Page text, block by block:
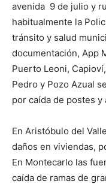
avenida 9 de julio y
habitualmente la
tránsito y salud
documentación, App
Puerto Leoni,
Pedro y Pozo Azual
por caída de postes y
En Aristóbulo del
daños en viviendas,
En Montecarlo las
caída de ramas de